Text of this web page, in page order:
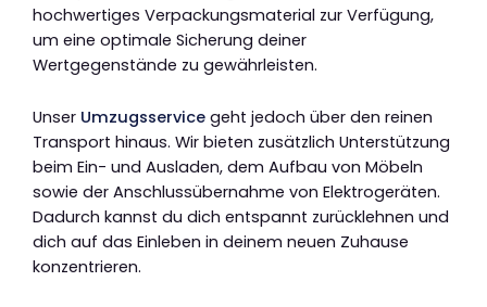
hochwertiges Verpackungsmaterial zur Verfügung,
um eine optimale Sicherung deiner
Wertgegenstände zu gewährleisten.
Unser Umzugsservice geht jedoch über den reinen
Transport hinaus. Wir bieten zusätzlich Unterstützung
beim Ein- und Ausladen, dem Aufbau von Möbeln
sowie der Anschlussübernahme von Elektrogeräten.
Dadurch kannst du dich entspannt zurücklehnen und
dich auf das Einleben in deinem neuen Zuhause
konzentrieren.